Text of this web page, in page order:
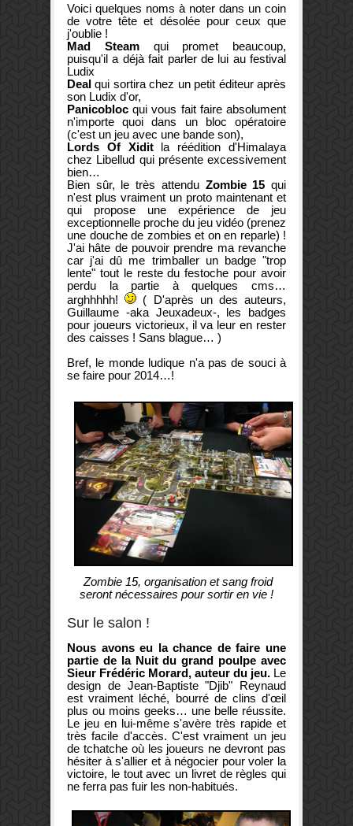
Voici quelques noms à noter dans un coin
de votre tête et désolée pour ceux que
j'oublie !
Mad Steamqui promet beaucoup,
puisqu'il a déjà fait parler de lui au festival
Ludix
Deal qui sortira chez un petit éditeur après
son Ludix d'or,
Panicobloc qui vous fait faire absolument
n'importe quoi dans un bloc opératoire
(c'est un jeu avec une bande son),
Lords Of Xiditla réédition d'Himalaya
chez Libellud qui présente excessivement
bien…
Bien sûr, le très attendu Zombie 15 qui
n'est plus vraiment un proto maintenant et
qui propose une expérience de jeu
exceptionnelle proche du jeu vidéo (prenez
une douche de zombies et on en reparle) !
J'ai hâte de pouvoir prendre ma revanche
car j'ai dû me trimballer un badge "trop
lente" tout le reste du festoche pour avoir
perdu la partie à quelques cms…
arghhhhh!
( D'après un des auteurs,
Guillaume -aka Jeuxadeux-, les badges
pour joueurs victorieux, il va leur en rester
des caisses ! Sans blague… )
Bref, le monde ludique n'a pas de souci à
se faire pour 2014…!
Zombie 15, organisation et sang froid
seront nécessaires pour sortir en vie !
Sur le salon !
Nous avons eu la chance de faire une
partie de la Nuit du grand poulpe avec
Sieur Frédéric Morard, auteur du jeu. Le
design de Jean-Baptiste "Djib" Reynaud
est vraiment léché, bourré de clins d'œil
plus ou moins geeks… une belle réussite.
Le jeu en lui-même s'avère très rapide et
très facile d'accès. C'est vraiment un jeu
de tchatche où les joueurs ne devront pas
hésiter à s'allier et à négocier pour voler la
victoire, le tout avec un livret de règles qui
ne ferra pas fuir les non-habitués.